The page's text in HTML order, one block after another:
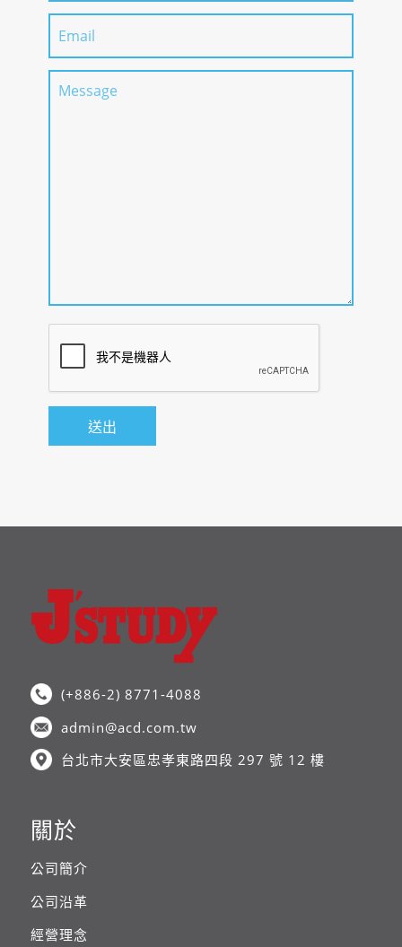
報考方法說明
【大阪日本語教育中心 台北
入學時必要日語程度
報考方法說明
會會長 洪正光】
(+886-2) 8771-4088
admin@acd.com.tw
台北市大安區忠孝東路四段 297 號 12 樓
關於
公司簡介
公司沿革
經營理念